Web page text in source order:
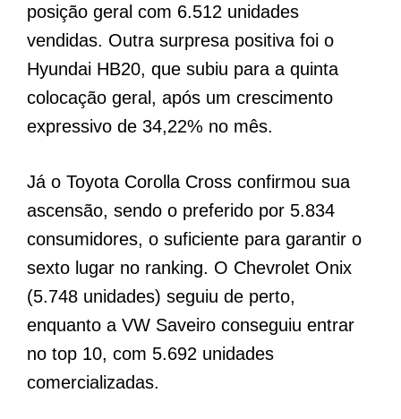
posição geral com 6.512 unidades
vendidas. Outra surpresa positiva foi o
Hyundai HB20, que subiu para a quinta
colocação geral, após um crescimento
expressivo de 34,22% no mês.
Já o Toyota Corolla Cross confirmou sua
ascensão, sendo o preferido por 5.834
consumidores, o suficiente para garantir o
sexto lugar no ranking. O Chevrolet Onix
(5.748 unidades) seguiu de perto,
enquanto a VW Saveiro conseguiu entrar
no top 10, com 5.692 unidades
comercializadas.